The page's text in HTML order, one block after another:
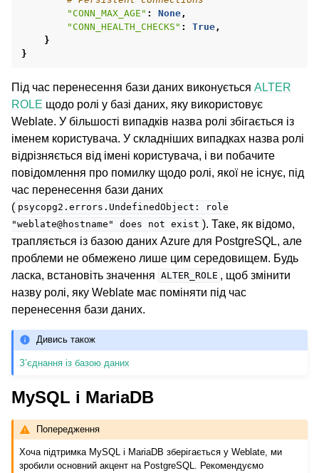
"CONN_MAX_AGE" : None ,
"CONN_HEALTH_CHECKS" : True ,
}
}
Під час перенесення бази даних виконується ALTER
ROLE щодо ролі у базі даних, яку використовує
Weblate. У більшості випадків назва ролі збігається із
іменем користувача. У складніших випадках назва ролі
відрізняється від імені користувача, і ви побачите
повідомлення про помилку щодо ролі, якої не існує, під
час перенесення бази даних
( psycopg2.errors.UndefinedObject:
role
"weblate@hostname"
does not exist ). Таке, як відомо,
трапляється із базою даних Azure для PostgreSQL, але
проблеми не обмежено лише цим середовищем. Будь
ласка, встановіть значення ALTER_ROLE , щоб змінити
назву ролі, яку Weblate має поміняти під час
перенесення бази даних.
Дивись також
З’єднання із базою даних
MySQL і MariaDB
Попередження
Хоча підтримка MySQL і MariaDB зберігається у Weblate, ми
зробили основний акцент на PostgreSQL. Рекомендуємо